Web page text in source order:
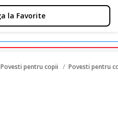
Povesti pentru copii Povesti pentru